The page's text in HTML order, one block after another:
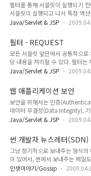
필터를 통해 서블릿이 실행되기
서블릿이 실행되고 나서 특정 액
각해 보면 필터의 doFilter()메소
서블릿이 사용하게 되면, 필터를
다. 따라서 doFilter를 통해
(HttpServletResponse를 구현한
HttpServletResponse는 간단한
Java/Servlet & JSP
필터 - REQUEST
모든 서블릿 앞단에서 공통적으
당 내용을 처리할 수 있다. 필터는
알고 호출해 준다. 해당 API는
과 같이 할 수 있다.(Head &
com.example.web; import
import
Java/Servlet & JSP
웹 애플리케이션 보안
보안을 위해서는 인증
데이터 무결성(Data Integrity),
장 되어야 한다. 인증이란 쉽게 말
사용자의 권한 레벨을 확인할 수
이터 무결성이란 클라이언트가 서
도록 하는 것이며, 기밀성이란 중
하도록 하는 것이다. 인증 및 인
작업이므로 그 의미에 대해서 별
Java/Servlet & JSP
썬 개발자 뉴스레터(SDN)
실렸었네요.
그냥 정기적으로 보내주는 형식
이 있어서, 썬에서 보내주는 메일
오늘 우연치 않게 지메일을 확인하
인생이야기/Gossip